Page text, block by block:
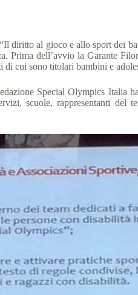
diritto al gioco e allo sport dei
Prima dell’avvio la Garante
di cui sono titolari bambini e
Special Olympics Italia
scuole, rappresentanti del